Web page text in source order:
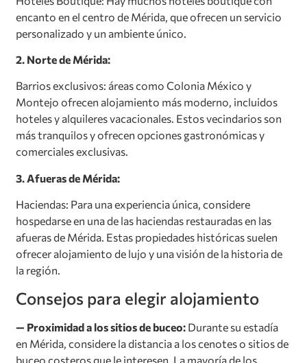
encanto en el centro de Mérida, que ofrecen un servicio
personalizado y un ambiente único.
2. Norte de Mérida:
Barrios exclusivos: áreas como Colonia México y
Montejo ofrecen alojamiento más moderno, incluidos
hoteles y alquileres vacacionales. Estos vecindarios son
más tranquilos y ofrecen opciones gastronómicas y
comerciales exclusivas.
3. Afueras de Mérida:
Haciendas: Para una experiencia única, considere
hospedarse en una de las haciendas restauradas en las
afueras de Mérida. Estas propiedades históricas suelen
ofrecer alojamiento de lujo y una visión de la historia de
la región.
Consejos para elegir alojamiento
— Proximidad a los sitios de buceo: Durante su estadía
en Mérida, considere la distancia a los cenotes o sitios de
buceo costeros que le interesen. La mayoría de los